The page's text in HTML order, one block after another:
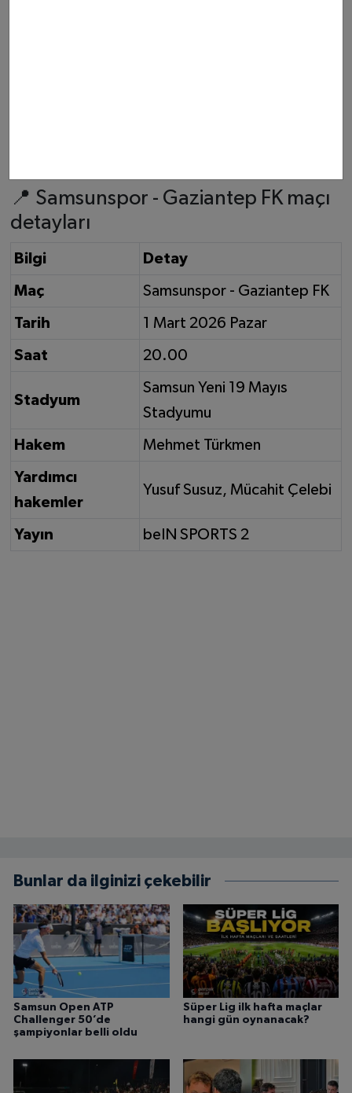
📍 Samsunspor - Gaziantep FK maçı
detayları
Bilgi Detay
Maç Samsunspor - Gaziantep FK
Tarih 1 Mart 2026 Pazar
Saat 20.00
Stadyum
Samsun Yeni 19 Mayıs
Stadyumu
Hakem Mehmet Türkmen
Yardımcı
hakemler
Yusuf Susuz, Mücahit Çelebi
Yayın beIN SPORTS 2
Bunlar da ilginizi çekebilir
Samsun Open ATP
Challenger 50’de
şampiyonlar belli oldu
Süper Lig ilk hafta maçlar
hangi gün oynanacak?